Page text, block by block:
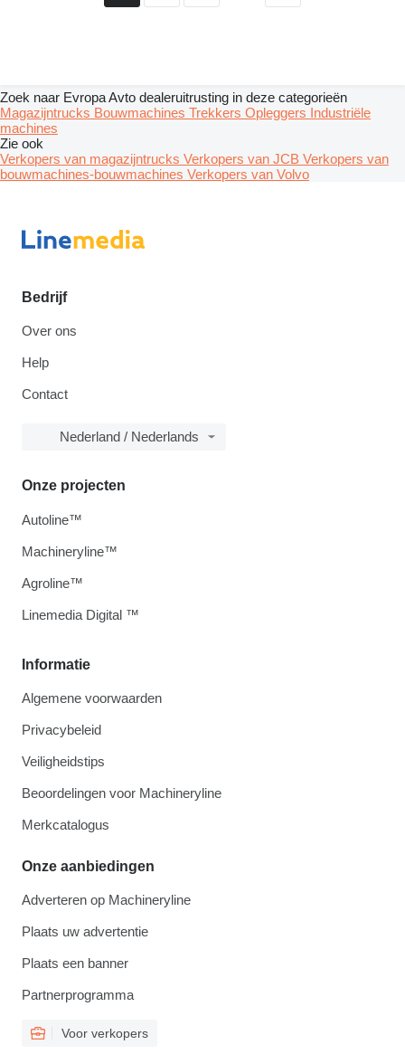
Zoek naar Evropa Avto dealeruitrusting in deze categorieën
Magazijntrucks Bouwmachines Trekkers Opleggers Industriële
machines
Zie ook
Verkopers van magazijntrucks Verkopers van JCB Verkopers van
bouwmachines-bouwmachines Verkopers van Volvo
Bedrijf
Over ons
Help
Contact
Nederland / Nederlands
Informatie
Algemene voorwaarden
Privacybeleid
Veiligheidstips
Beoordelingen voor Machineryline
Merkcatalogus
Onze aanbiedingen
Adverteren op Machineryline
Plaats uw advertentie
Plaats een banner
Partnerprogramma
Voor verkopers
Onze projecten
Autoline™
Machineryline™
Agroline™
Linemedia Digital ™